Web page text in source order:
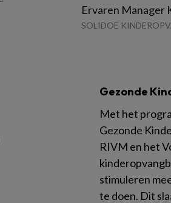
Ervaren Manager
SOLIDOE
Gezonde
Met het
Gezonde
RIVM en het
stimuleren
te doen. Dit